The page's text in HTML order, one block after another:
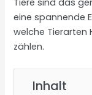
Tiere sind das
eine spannende
welche Tierarten
zählen.
Inhalt